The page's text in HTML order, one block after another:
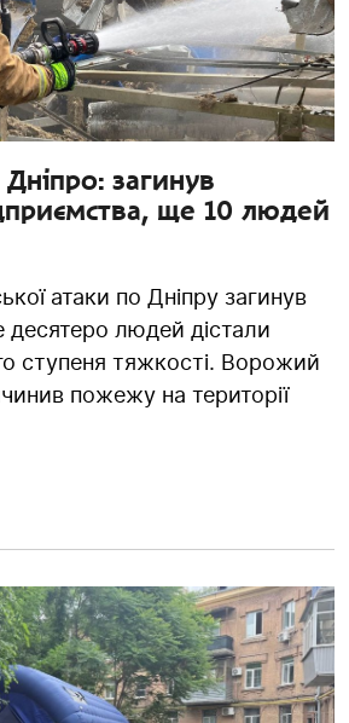
загинув
ще 10 людей
атаки по Дніпру загинув
десятеро людей дістали
ступеня тяжкості. Ворожий
пожежу на території